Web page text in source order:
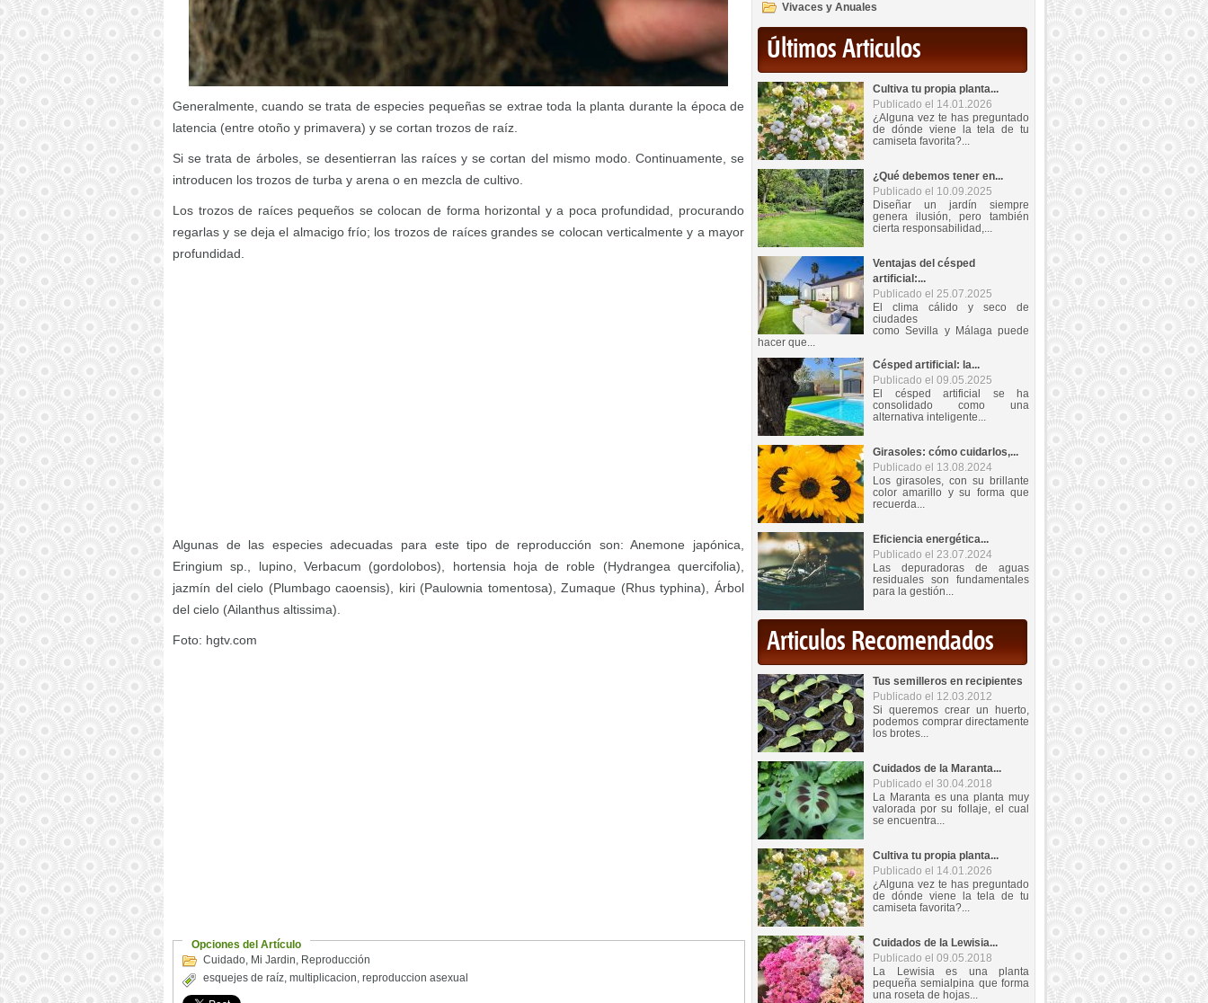
Generalmente, cuando se trata de especies pequeñas se extrae toda la planta durante la época de
latencia (entre otoño y primavera) y se cortan trozos de raíz.
Si se trata de árboles, se desentierran las raíces y se cortan del mismo modo. Continuamente, se
introducen los trozos de turba y arena o en mezcla de cultivo.
Los trozos de raíces pequeños se colocan de forma horizontal y a poca profundidad, procurando
regarlas y se deja el almacigo frío; los trozos de raíces grandes se colocan verticalmente y a mayor
profundidad.
Algunas de las especies adecuadas para este tipo de reproducción son: Anemone japónica,
Eringium sp., lupino, Verbacum (gordolobos), hortensia hoja de roble (Hydrangea quercifolia),
jazmín del cielo (Plumbago caoensis), kiri (Paulownia tomentosa), Zumaque (Rhus typhina), Árbol
del cielo (Ailanthus altissima).
Foto: hgtv.com
Opciones del Artículo
Cuidado, Mi Jardin, Reproducción
esquejes de raíz, multiplicacion, reproduccion asexual
Vivaces y Anuales
Últimos Articulos
Cultiva tu propia planta...
Publicado el 14.01.2026
¿Alguna vez te has preguntado
de dónde viene la tela de tu
camiseta favorita?...
¿Qué debemos tener en...
Publicado el 10.09.2025
Diseñar un jardín siempre
genera ilusión, pero también
cierta responsabilidad,...
Ventajas del césped
artificial:...
Publicado el 25.07.2025
El clima cálido y seco de
ciudades
como Sevilla y Málaga puede
hacer que...
Césped artificial: la...
Publicado el 09.05.2025
El césped artificial se ha
consolidado como una
alternativa inteligente...
Girasoles: cómo cuidarlos,...
Publicado el 13.08.2024
Los girasoles, con su brillante
color amarillo y su forma que
recuerda...
Eficiencia energética...
Publicado el 23.07.2024
Las depuradoras de aguas
residuales son fundamentales
para la gestión...
Articulos Recomendados
Tus semilleros en recipientes
Publicado el 12.03.2012
Si queremos crear un huerto,
podemos comprar directamente
los brotes...
Cuidados de la Maranta...
Publicado el 30.04.2018
La Maranta es una planta muy
valorada por su follaje, el cual
se encuentra...
Cultiva tu propia planta...
Publicado el 14.01.2026
¿Alguna vez te has preguntado
de dónde viene la tela de tu
camiseta favorita?...
Cuidados de la Lewisia...
Publicado el 09.05.2018
La Lewisia es una planta
pequeña semialpina que forma
una roseta de hojas...